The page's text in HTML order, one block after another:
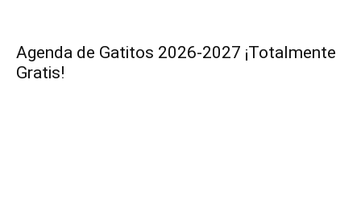
Agenda de Gatitos 2026-2027 ¡Totalmente
Gratis!